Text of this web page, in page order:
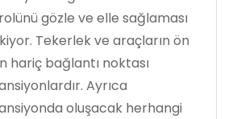
gözle ve elle sağlaması
Tekerlek ve araçların ön
hariç bağlantı noktası
Ayrıca
oluşacak herhangi